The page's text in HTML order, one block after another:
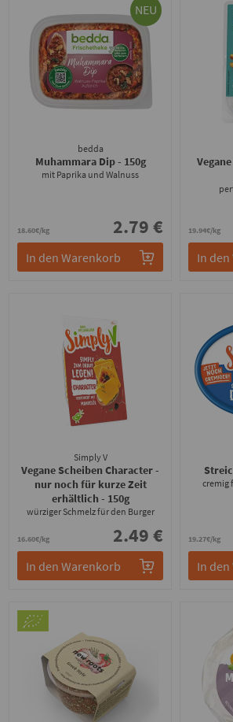
NEU
bedda
Muhammara Dip- 150g
mit Paprika und Walnuss
18.60€/kg 2.79 €
In den Warenkorb
19.94€/kg
In
Simply V
Vegane Scheiben Character -
nur noch für kurze Zeit
erhältlich - 150g
würziger Schmelz für den Burger
16.60€/kg 2.49 €
In den Warenkorb
cremig
19.27€/kg
In